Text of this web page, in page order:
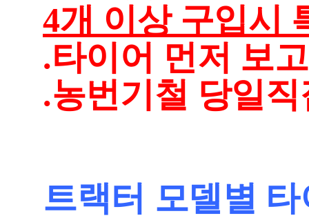
4개 이상 구입시
.타이어 먼저 보
.농번기철 당일
트랙터 모델별